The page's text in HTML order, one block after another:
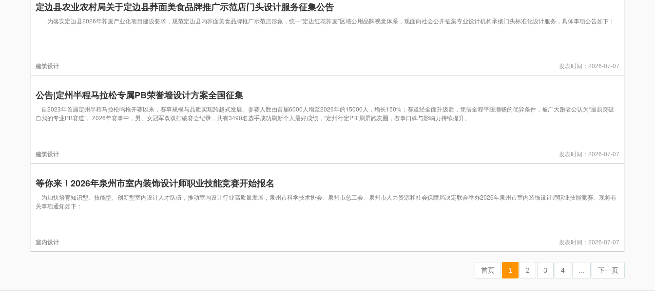
定边县农业农村局关于定边县荞面美食品牌推广示范店门头设计服务征集公告
为落实定边县2026年荞麦产业化项目建设要求，规范定边县内荞面美食品牌推广示范店形象，统一“定边红花荞麦”区域公用品牌视觉体系，现面向社会公开征集专业设计机构承接门头标准化设计服务，具体事项公告如下：
建筑设计 发表时间：2026-07-07
公告|定州半程马拉松专属PB荣誉墙设计方案全国征集
自2023年首届定州半程马拉松鸣枪开赛以来，赛事规模与品质实现跨越式发展。参赛人数由首届6000人增至2026年的15000人，增长150%；赛道经全面升级后，凭借全程平缓顺畅的优异条件，被广大跑者公认为“最易突破
自我的专业PB赛道”。2026年赛事中，男、女冠军双双打破赛会纪录，共有3490名选手成功刷新个人最好成绩，“定州行定PB”刷屏跑友圈，赛事口碑与影响力持续提升。
建筑设计 发表时间：2026-07-07
等你来！2026年泉州市室内装饰设计师职业技能竞赛开始报名
为加快培育知识型、技能型、创新型室内设计人才队伍，推动室内设计行业高质量发展，泉州市科学技术协会、泉州市总工会、泉州市人力资源和社会保障局决定联合举办2026年泉州市室内装饰设计师职业技能竞赛。现将有
关事项通知如下：
室内设计 发表时间：2026-07-07
首页 1 2 3 4 下一页